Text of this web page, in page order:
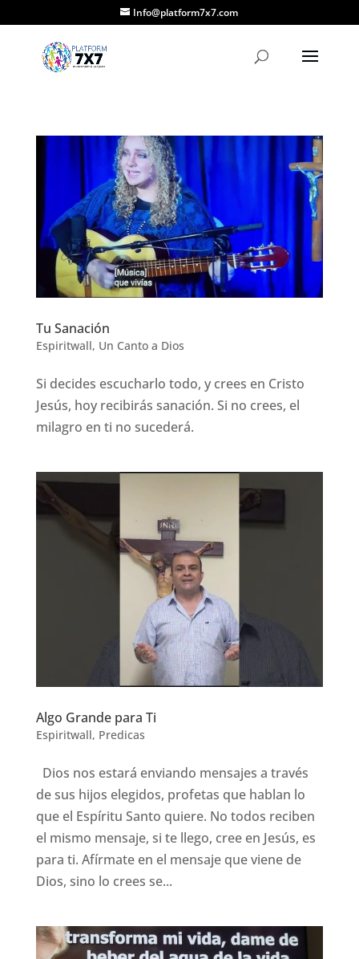
Info@platform7x7.com
Tu Sanación
Espiritwall, Un Canto a Dios
Si decides escucharlo todo, y crees en Cristo
Jesús, hoy recibirás sanación. Si no crees, el
milagro en ti no sucederá.
Algo Grande para Ti
Espiritwall, Predicas
Dios nos estará enviando mensajes a través
de sus hijos elegidos, profetas que hablan lo
que el Espíritu Santo quiere. No todos reciben
el mismo mensaje, si te llego, cree en Jesús, es
para ti. Afírmate en el mensaje que viene de
Dios, sino lo crees se...